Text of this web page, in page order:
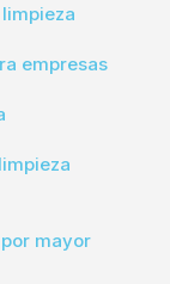
empresas
mayor